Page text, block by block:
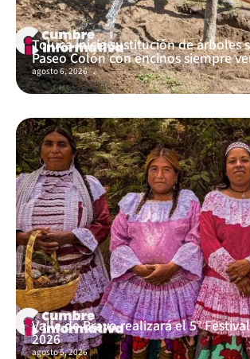
Toluca inicia sustitución de árboles
Paseo Colón con encinos siempre
agosto 6, 2026
Valle de Bravo realizará el 5°
2026
agosto 5, 2026